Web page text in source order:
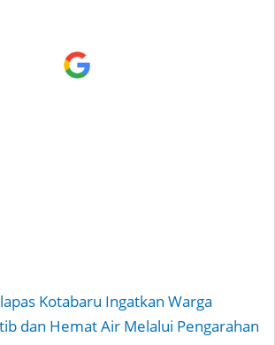
Kotabaru Ingatkan Warga
dan Hemat Air Melalui Pengarahan